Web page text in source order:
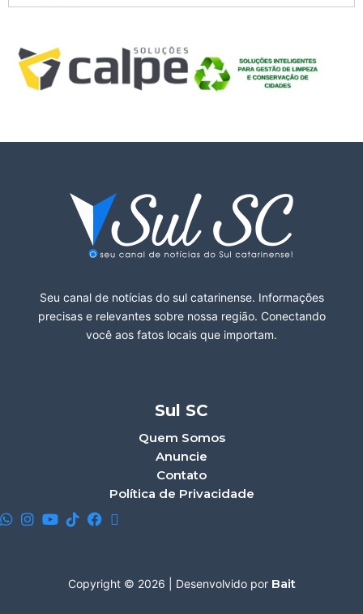
Seu canal de notícias do sul catarinense. Informações
precisas e relevantes sobre nossa região. Conectando
você aos fatos locais que importam.
Sul SC
Quem Somos
Anuncie
Contato
Política de Privacidade
Copyright © 2026 | Desenvolvido por Bait